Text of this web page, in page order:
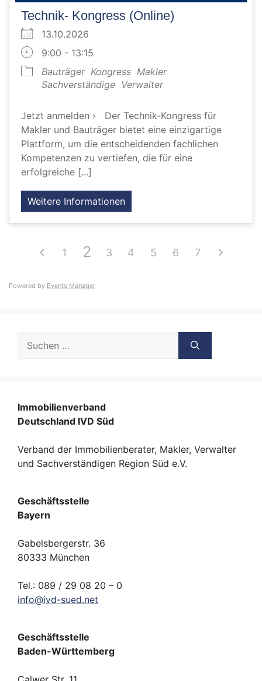
Technik- Kongress (Online)
13.10.2026
9:00 - 13:15
Bauträger Kongress Makler
Sachverständige Verwalter
Jetzt anmelden › Der Technik-Kongress für
Makler und Bauträger bietet eine einzigartige
Plattform, um die entscheidenden fachlichen
Kompetenzen zu vertiefen, die für eine
erfolgreiche [...]
Weitere Informationen
1 2 3 4 5 6 7
Powered by Events Manager
nach:
Immobilienverband
Deutschland IVD Süd
Verband der Immobilienberater, Makler, Verwalter
und Sachverständigen Region Süd e.V.
Geschäftsstelle
Bayern
Gabelsbergerstr. 36
80333 München
Tel.: 089 / 29 08 20 – 0
info@ivd-sued.net
Geschäftsstelle
Baden-Württemberg